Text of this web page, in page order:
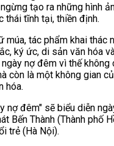
tạo ra những hình
thái tĩnh tại, thiền định.
múa, tác phẩm khai thác
ký ức, di sản văn hóa
ngày nợ đêm vì thế
còn là một không gian
hóa.
nợ đêm" sẽ biểu diễn
Bến Thành (Thành phố
trẻ (Hà Nội).